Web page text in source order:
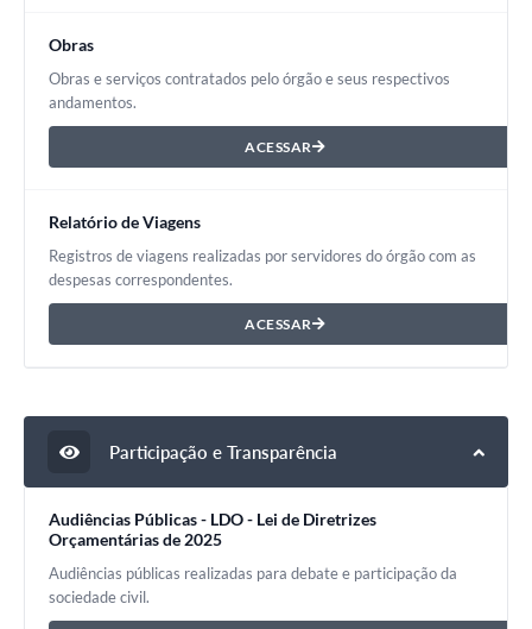
Obras
Obras e serviços contratados pelo órgão e seus respectivos
andamentos.
ACESSAR
Relatório de Viagens
Registros de viagens realizadas por servidores do órgão com as
despesas correspondentes.
ACESSAR
Participação e Transparência
Audiências Públicas - LDO - Lei de Diretrizes
Orçamentárias de 2025
Audiências públicas realizadas para debate e participação da
sociedade civil.